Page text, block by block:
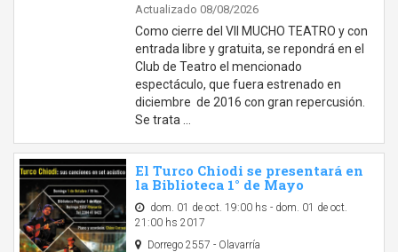
Actualizado 08/08/2026
Como cierre del VII MUCHO TEATRO y con
entrada libre y gratuita, se repondrá en el
Club de Teatro el mencionado
espectáculo, que fuera estrenado en
diciembre de 2016 con gran repercusión.
Se trata …
El Turco Chiodi se presentará en
la Biblioteca 1° de Mayo
dom. 01 de oct. 19:00 hs - dom. 01 de oct.
21:00 hs 2017
Dorrego 2557 - Olavarría